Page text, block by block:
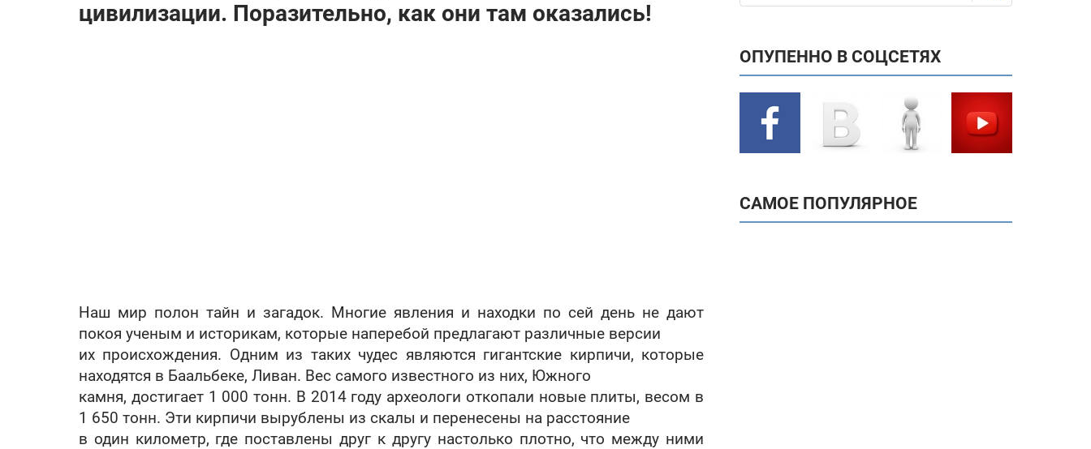
цивилизации. Поразительно, как они там оказались!
Наш мир полон тайн и загадок. Многие явления и находки по сей день не дают
покоя ученым и историкам, которые наперебой предлагают различные версии
их происхождения. Одним из таких чудес являются гигантские кирпичи, которые
находятся в Баальбеке, Ливан. Вес самого известного из них, Южного
камня, достигает 1 000 тонн. В 2014 году археологи откопали новые плиты, весом в
1 650 тонн. Эти кирпичи вырублены из скалы и перенесены на расстояние
в один километр, где поставлены друг к другу настолько плотно, что между ними
ОПУПЕННО В СОЦСЕТЯХ
САМОЕ ПОПУЛЯРНОЕ